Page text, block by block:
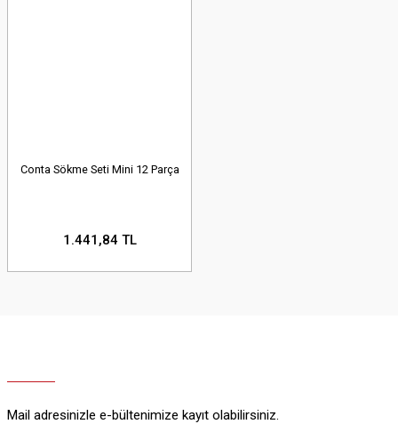
Conta Sökme Seti Mini 12 Parça
1.441,84 TL
Mail adresinizle e-bültenimize kayıt olabilirsiniz.